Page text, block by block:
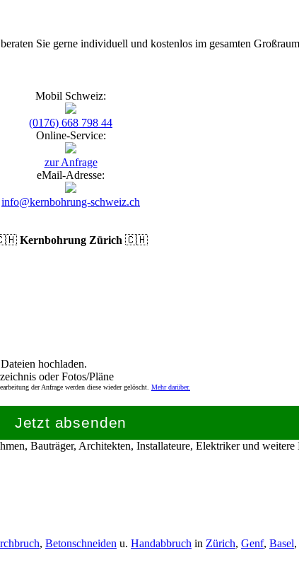
Sie gerne individuell und kostenlos im gesamten
Mobil Schweiz:
(0176) 668 798 44
Online-Service:
zur Anfrage
eMail-Adresse:
info@kernbohrung-schweiz.ch
Kernbohrung Zürich 🇨🇭
hochladen.
oder Fotos/Pläne
der Anfrage werden diese wieder gelöscht. Mehr darüber.
Jetzt absenden
Bauträger, Architekten, Installateure, Elektriker und
, Betonschneiden u. Handabbruch in Zürich, Genf, Basel,